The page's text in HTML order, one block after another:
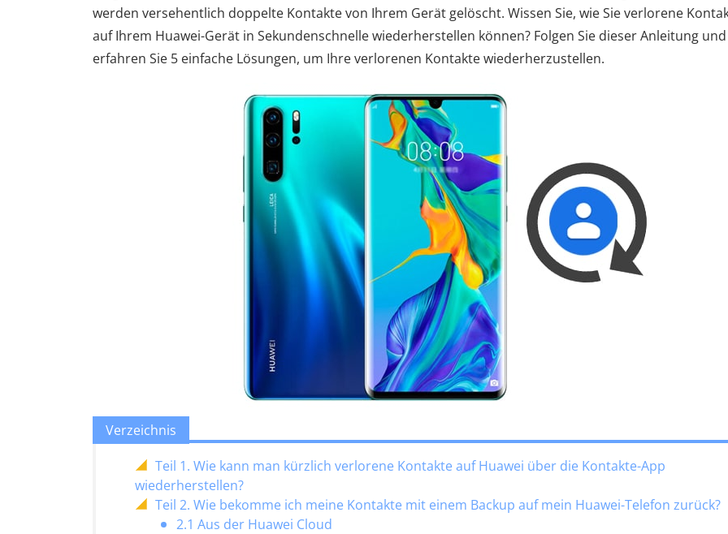
werden versehentlich doppelte Kontakte von Ihrem Gerät gelöscht. Wissen Sie, wie Sie verlorene
auf Ihrem Huawei-Gerät in Sekundenschnelle wiederherstellen können? Folgen Sie dieser Anleitung und
erfahren Sie 5 einfache Lösungen, um Ihre verlorenen Kontakte wiederherzustellen.
Verzeichnis
Teil 1. Wie kann man kürzlich verlorene Kontakte auf Huawei über die Kontakte-App
wiederherstellen?
Teil 2. Wie bekomme ich meine Kontakte mit einem Backup auf mein Huawei-Telefon zurück?
2.1 Aus der Huawei Cloud